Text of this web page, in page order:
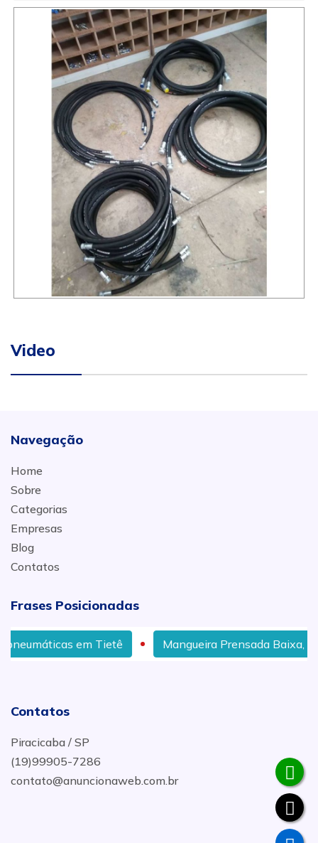
Video
Navegação
Home
Sobre
Categorias
Empresas
Blog
Contatos
Frases Posicionadas
Tietê Mangueira Prensada Baixa, Média e Alta
Contatos
Piracicaba / SP
(19)99905-7286
contato@anuncionaweb.com.br